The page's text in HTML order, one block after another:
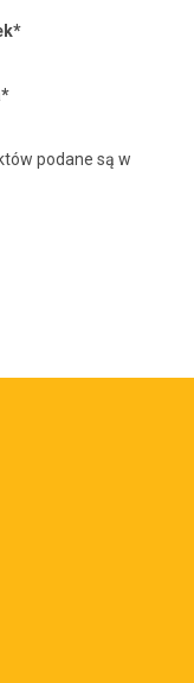
podane są w